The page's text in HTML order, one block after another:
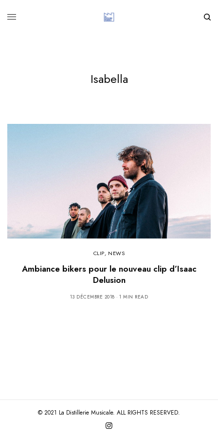
Isabella
CLIP, NEWS
Ambiance bikers pour le nouveau clip d’Isaac
Delusion
13 DÉCEMBRE 2018 1 MIN READ
© 2021 La Distillerie Musicale. ALL RIGHTS RESERVED.